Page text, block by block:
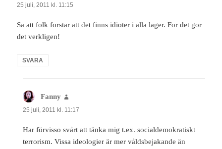
25 juli, 2011 kl. 11:15
Sa att folk forstar att det finns idioter i alla lager. For det gor
det verkligen!
SVARA
Fanny
25 juli, 2011 kl. 11:17
Har förvisso svårt att tänka mig t.ex. socialdemokratiskt
terrorism. Vissa ideologier är mer våldsbejakande än